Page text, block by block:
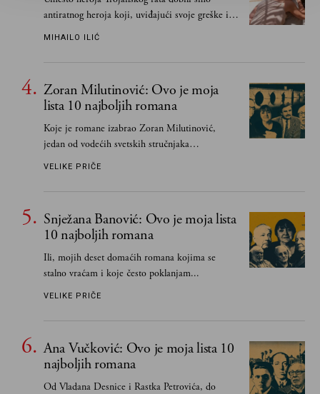
antiratnog heroja koji, uviđajući svoje greške i
učeći na njima, shvata da postoje stvari koje su
MIHAILO ILIĆ
Zoran Milutinović: Ovo je moja
lista 10 najboljih romana
Koje je romane izabrao Zoran Milutinović,
jedan od vodećih svetskih stručnjaka
južnoslovenske književnosti
VELIKE PRIČE
Snježana Banović: Ovo je moja lista
10 najboljih romana
Ili, mojih deset domaćih romana kojima se
stalno vraćam i koje često poklanjam...
VELIKE PRIČE
Ana Vučković: Ovo je moja lista 10
najboljih romana
Od Vladana Desnice i Rastka Petrovića, do